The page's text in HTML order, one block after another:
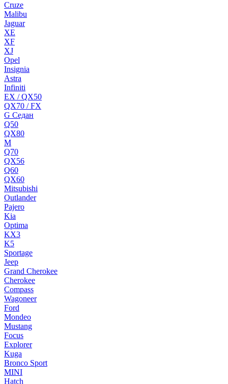
Cruze
Malibu
Jaguar
XE
XF
XJ
Opel
Insignia
Astra
Infiniti
EX / QX50
QX70 / FX
G Cедан
Q50
QX80
M
Q70
QX56
Q60
QX60
Mitsubishi
Outlander
Pajero
Kia
Optima
KX3
K5
Sportage
Jeep
Grand Cherokee
Cherokee
Compass
Wagoneer
Ford
Mondeo
Mustang
Focus
Explorer
Kuga
Bronco Sport
MINI
Hatch